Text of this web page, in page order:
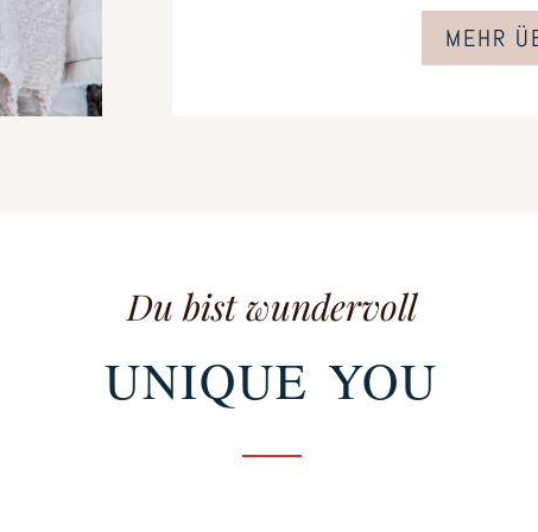
MEHR
Du bist wundervoll
UNIQUE YOU